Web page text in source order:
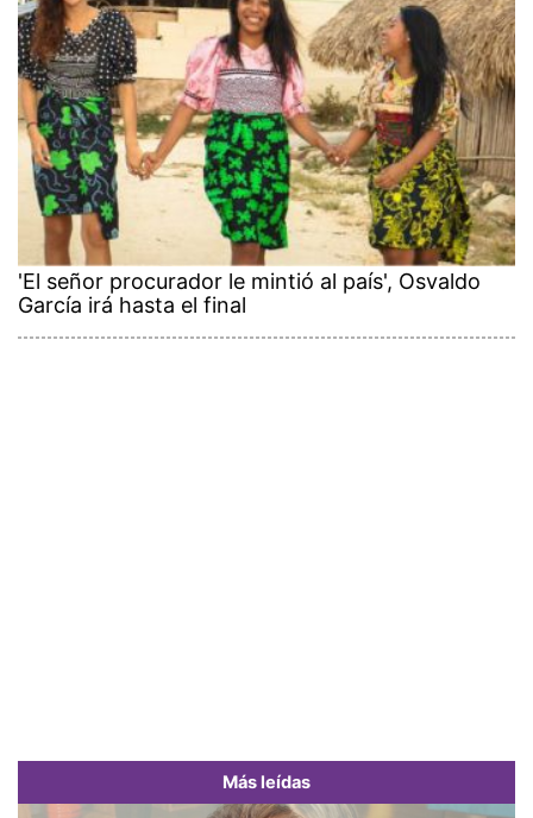
'El señor procurador le mintió al país', Osvaldo
García irá hasta el final
Más leídas